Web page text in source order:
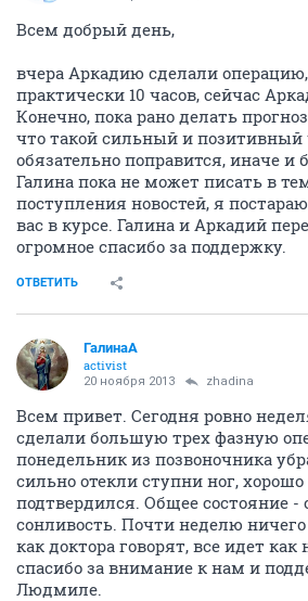
Всем добрый день,
вчера Аркадию сделали
практически 10 часов, сейчас
Конечно, пока рано делать
что такой сильный и позитивный
обязательно поправится, иначе
Галина пока не может писать в
поступления новостей, я
вас в курсе. Галина и Аркадий
огромное спасибо за поддержку.
ОТВЕТИТЬ
ГалинаА
activist
20 ноября 2013 zhadina
Всем привет. Сегодня ровно
сделали большую трех фазную
понедельник из позвоночника
сильно отекли ступни ног,
подтвердился. Общее состояние -
сонливость. Почти неделю
как доктора говорят, все идет
спасибо за внимание к нам и
Людмиле.